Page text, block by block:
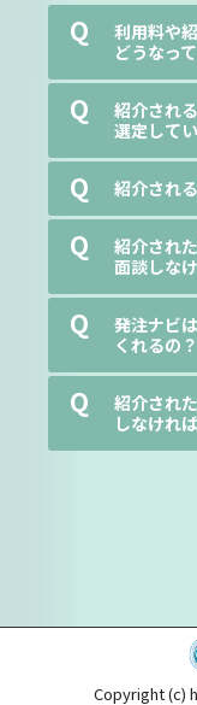
Q
利用料や
どうなっ
Q
紹介され
選定して
Q 紹介され
Q
紹介され
面談しな
Q
発注ナビ
くれるの？
Q
紹介され
しなけれ
Copyright (c)